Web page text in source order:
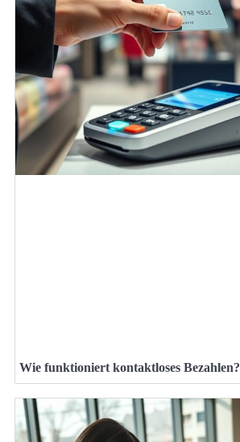
Wie funktioniert kontaktloses Bezahlen?